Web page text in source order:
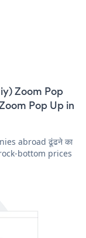
Zoom Pop
Zoom Pop Up in
abroad ढूंढने का
bottom prices